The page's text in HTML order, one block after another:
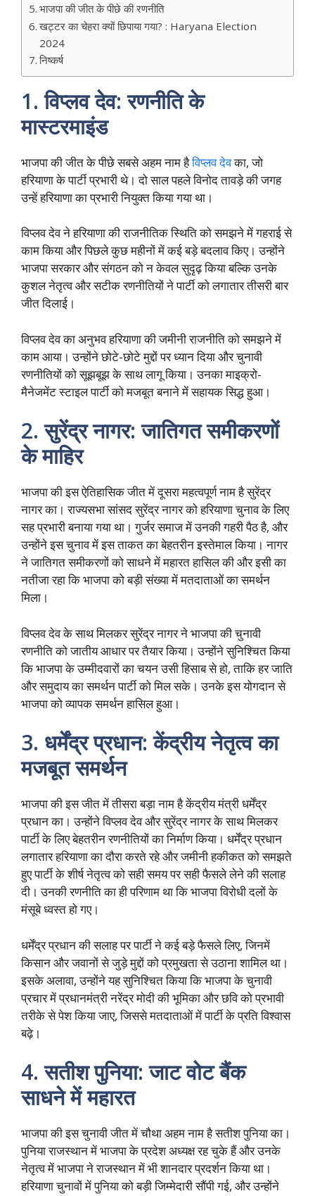
भाजपा की जीत के पीछे की रणनीति
खट्टर का चेहरा क्यों छिपाया गया? : Haryana Election
2024
निष्कर्ष
1. विप्लव देव: रणनीति के
मास्टरमाइंड
भाजपा की जीत के पीछे सबसे अहम नाम हैविप्लव देवका, जो
हरियाणा के पार्टी प्रभारी थे। दो साल पहले विनोद तावड़े की जगह
उन्हें हरियाणा का प्रभारी नियुक्त किया गया था।
विप्लव देव ने हरियाणा की राजनीतिक स्थिति को समझने में गहराई से
काम किया और पिछले कुछ महीनों में कई बड़े बदलाव किए। उन्होंने
भाजपा सरकार और संगठन को न केवल सुदृढ़ किया बल्कि उनके
कुशल नेतृत्व और सटीक रणनीतियों ने पार्टी को लगातार तीसरी बार
जीत दिलाई।
विप्लव देव का अनुभव हरियाणा की जमीनी राजनीति को समझने में
काम आया। उन्होंने छोटे-छोटे मुद्दों पर ध्यान दिया और चुनावी
रणनीतियों को सूझबूझ के साथ लागू किया। उनका माइक्रो-
मैनेजमेंट स्टाइल पार्टी को मजबूत बनाने में सहायक सिद्ध हुआ।
2. सुरेंद्र नागर: जातिगत समीकरणों
के माहिर
भाजपा की इस ऐतिहासिक जीत में दूसरा महत्वपूर्ण नाम है सुरेंद्र
नागर का। राज्यसभा सांसद सुरेंद्र नागर को हरियाणा चुनाव के लिए
सह प्रभारी बनाया गया था। गुर्जर समाज में उनकी गहरी पैठ है, और
उन्होंने इस चुनाव में इस ताकत का बेहतरीन इस्तेमाल किया। नागर
ने जातिगत समीकरणों को साधने में महारत हासिल की और इसी का
नतीजा रहा कि भाजपा को बड़ी संख्या में मतदाताओं का समर्थन
मिला।
विप्लव देव के साथ मिलकर सुरेंद्र नागर ने भाजपा की चुनावी
रणनीति को जातीय आधार पर तैयार किया। उन्होंने सुनिश्चित किया
कि भाजपा के उम्मीदवारों का चयन उसी हिसाब से हो, ताकि हर जाति
और समुदाय का समर्थन पार्टी को मिल सके। उनके इस योगदान से
भाजपा को व्यापक समर्थन हासिल हुआ।
3. धर्मेंद्र प्रधान: केंद्रीय नेतृत्व का
मजबूत समर्थन
भाजपा की इस जीत में तीसरा बड़ा नाम है केंद्रीय मंत्री धर्मेंद्र
प्रधान का। उन्होंने विप्लव देव और सुरेंद्र नागर के साथ मिलकर
पार्टी के लिए बेहतरीन रणनीतियों का निर्माण किया। धर्मेंद्र प्रधान
लगातार हरियाणा का दौरा करते रहे और जमीनी हकीकत को समझते
हुए पार्टी के शीर्ष नेतृत्व को सही समय पर सही फैसले लेने की सलाह
दी। उनकी रणनीति का ही परिणाम था कि भाजपा विरोधी दलों के
मंसूबे ध्वस्त हो गए।
धर्मेंद्र प्रधान की सलाह पर पार्टी ने कई बड़े फैसले लिए, जिनमें
किसान और जवानों से जुड़े मुद्दों को प्रमुखता से उठाना शामिल था।
इसके अलावा, उन्होंने यह सुनिश्चित किया कि भाजपा के चुनावी
प्रचार में प्रधानमंत्री नरेंद्र मोदी की भूमिका और छवि को प्रभावी
तरीके से पेश किया जाए, जिससे मतदाताओं में पार्टी के प्रति विश्वास
बढ़े।
4. सतीश पुनिया: जाट वोट बैंक
साधने में महारत
भाजपा की इस चुनावी जीत में चौथा अहम नाम है सतीश पुनिया का।
पुनिया राजस्थान में भाजपा के प्रदेश अध्यक्ष रह चुके हैं और उनके
नेतृत्व में भाजपा ने राजस्थान में भी शानदार प्रदर्शन किया था।
हरियाणा चुनावों में पुनिया को बड़ी जिम्मेदारी सौंपी गई, और उन्होंने